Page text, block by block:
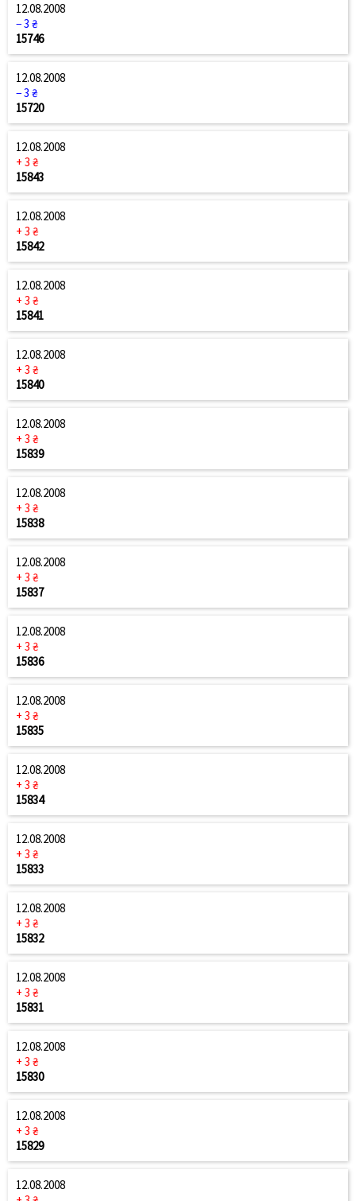
12.08.2008
− 3 ₴
15746
12.08.2008
− 3 ₴
15720
12.08.2008
+ 3 ₴
15843
12.08.2008
+ 3 ₴
15842
12.08.2008
+ 3 ₴
15841
12.08.2008
+ 3 ₴
15840
12.08.2008
+ 3 ₴
15839
12.08.2008
+ 3 ₴
15838
12.08.2008
+ 3 ₴
15837
12.08.2008
+ 3 ₴
15836
12.08.2008
+ 3 ₴
15835
12.08.2008
+ 3 ₴
15834
12.08.2008
+ 3 ₴
15833
12.08.2008
+ 3 ₴
15832
12.08.2008
+ 3 ₴
15831
12.08.2008
+ 3 ₴
15830
12.08.2008
+ 3 ₴
15829
12.08.2008